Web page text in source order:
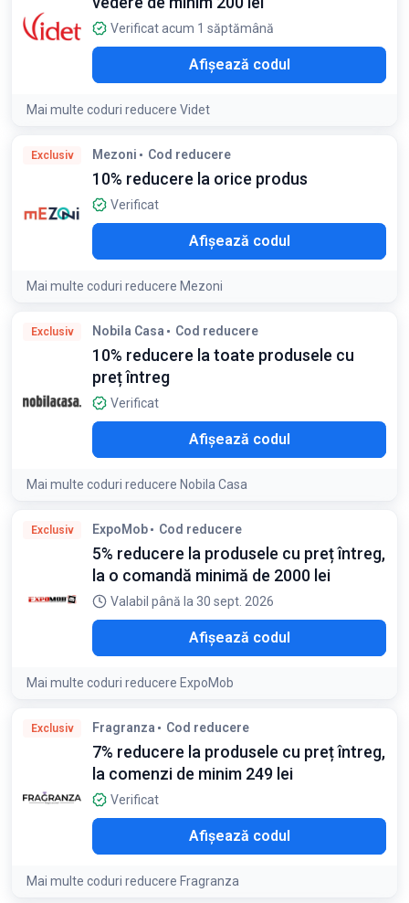
Verificat acum 1 săptămână
Afișează codul
Mai multe coduri reducere Videt
Detaliile ofertei:
Beneficiază de o reducere exclusiva de
100 lei la comenzi online de seturi complete de ochelari de
vedere (lentile + rame)
Reducerea se aplică pentru comenzi de minim 200 lei și nu
se cumuleaza cu alte oferte sau campanii desfășurate
Exclusiv Mezoni Cod reducere
10% reducere la orice produs
Verificat
Afișează codul
Mai multe coduri reducere Mezoni
Exclusiv Nobila Casa Cod reducere
10% reducere la toate produsele cu
preț întreg
Verificat
Afișează codul
Mai multe coduri reducere Nobila Casa
Discountul nu se cumuleaza cu alte promoții sau reduceri și
se aplică în limita stocului disponibil
Exclusiv ExpoMob Cod reducere
5% reducere la produsele cu preț întreg,
la o comandă minimă de 2000 lei
Valabil până la 30 sept. 2026
Afișează codul
Mai multe coduri reducere ExpoMob
Exclusiv Fragranza Cod reducere
7% reducere la produsele cu preț întreg,
la comenzi de minim 249 lei
Verificat
Afișează codul
Mai multe coduri reducere Fragranza